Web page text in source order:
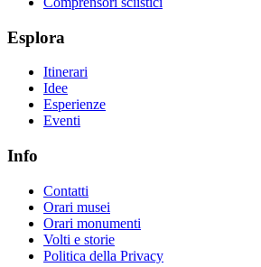
Esplora
Itinerari
Idee
Esperienze
Eventi
Info
Contatti
Orari musei
Orari monumenti
Volti e storie
Politica della Privacy